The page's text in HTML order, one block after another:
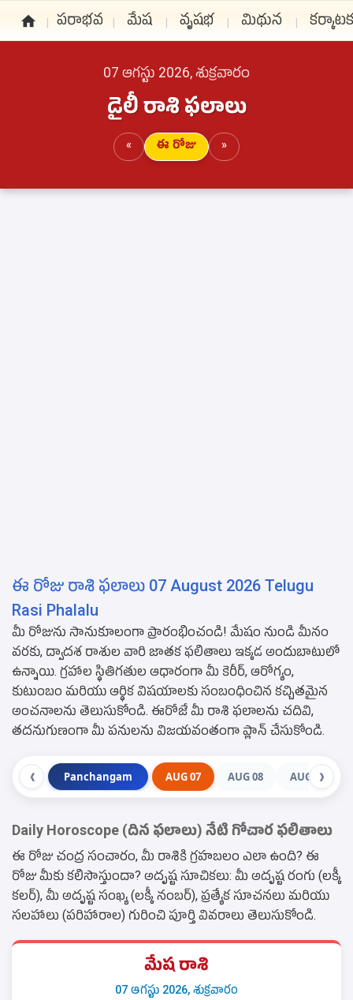
పరాభవ మేష వృషభ మిథున కర్కాటక
07 ఆగస్టు 2026, శుక్రవారం
డైలీ రాశి ఫలాలు
« ఈ రోజు »
ఈ రోజు రాశి ఫలాలు 07 August 2026 Telugu
Rasi Phalalu
మీ రోజును సానుకూలంగా ప్రారంభించండి! మేషం నుండి మీనం
వరకు, ద్వాదశ రాశుల వారి జాతక ఫలితాలు ఇక్కడ అందుబాటులో
ఉన్నాయి. గ్రహాల స్థితిగతుల ఆధారంగా మీ కెరీర్, ఆరోగ్యం,
కుటుంబం మరియు ఆర్థిక విషయాలకు సంబంధించిన కచ్చితమైన
అంచనాలను తెలుసుకోండి. ఈరోజే మీ రాశి ఫలాలను చదివి,
తదనుగుణంగా మీ పనులను విజయవంతంగా ప్లాన్ చేసుకోండి.
❮ Panchangam AUG 07 AUG 08 AUG 09
❯
Daily Horoscope (దిన ఫలాలు) నేటి గోచార ఫలితాలు
ఈ రోజు చంద్ర సంచారం, మీ రాశికి గ్రహబలం ఎలా ఉంది? ఈ
రోజు మీకు కలిసొస్తుందా? అదృష్ట సూచికలు: మీ అదృష్ట రంగు (లక్కీ
కలర్), మీ అదృష్ట సంఖ్య (లక్కీ నంబర్), ప్రత్యేక సూచనలు మరియు
సలహాలు (పరిహారాల) గురించి పూర్తి వివరాలు తెలుసుకోండి.
మేష రాశి
07 ఆగస్టు 2026, శుక్రవారం